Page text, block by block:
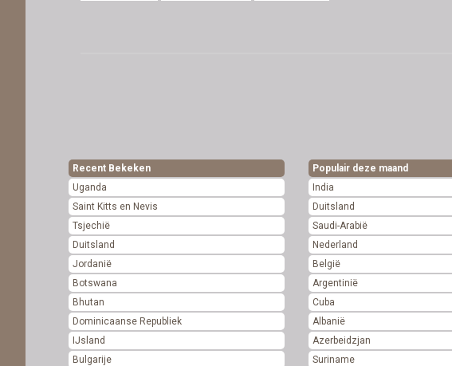
Recent Bekeken
Uganda
Saint Kitts en Nevis
Tsjechië
Duitsland
Jordanië
Botswana
Bhutan
Dominicaanse Republiek
IJsland
Bulgarije
Populair deze maand
India
Duitsland
Saudi-Arabië
Nederland
België
Argentinië
Cuba
Albanië
Azerbeidzjan
Suriname